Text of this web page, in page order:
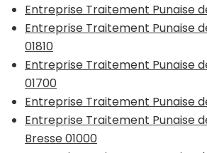
Entreprise Traitement Punaise
Entreprise Traitement Punaise
01810
Entreprise Traitement Punaise
01700
Entreprise Traitement Punaise
Entreprise Traitement Punaise
Bresse 01000